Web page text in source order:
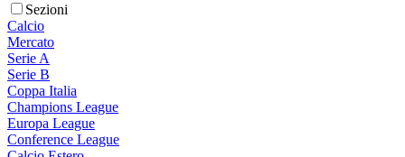
Sezioni
Calcio
Mercato
Serie A
Serie B
Coppa Italia
Champions League
Europa League
Conference League